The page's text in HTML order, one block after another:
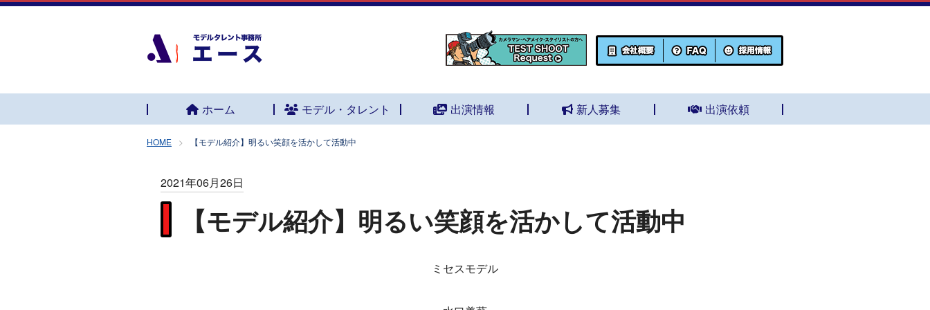
ホーム モデル・タレント 出演情報 新人募集 出演依頼
HOME 【モデル紹介】明るい笑顔を活かして活動中
2021年06月26日
【モデル紹介】明るい笑顔を活かして活動中
ミセスモデル